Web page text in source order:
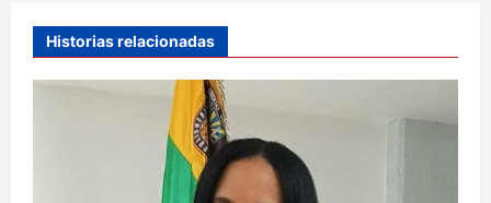
ó
n
Historias relacionadas